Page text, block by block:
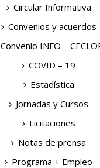
Circular Informativa
Convenios y acuerdos
Convenio INFO –
COVID – 19
Estadística
Jornadas y Cursos
Licitaciones
Notas de prensa
Programa + Empleo